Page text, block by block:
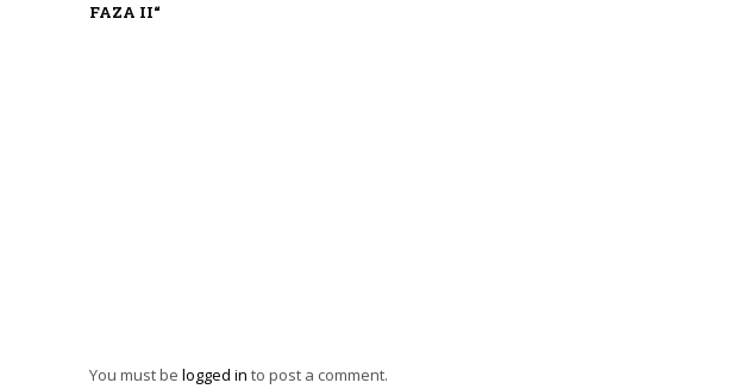
FAZA II“
You must be logged in to post a comment.